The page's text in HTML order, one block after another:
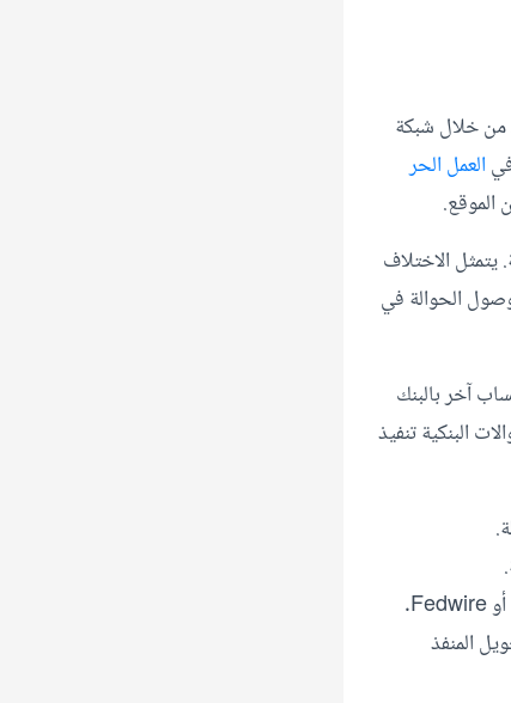
من خلال شبكة
العمل الحر
الموقع.
يتمثل الاختلاف
وصول الحوالة في
آخر بالبنك
البنكية تنفيذ
المنفذ